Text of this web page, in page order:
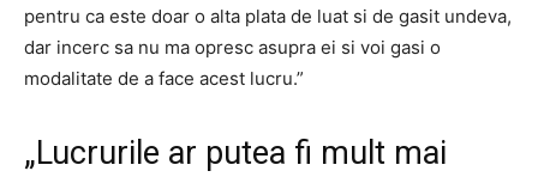
pentru ca este doar o alta plata de luat si de gasit undeva,
dar incerc sa nu ma opresc asupra ei si voi gasi o
modalitate de a face acest lucru.”
„Lucrurile ar putea fi mult mai